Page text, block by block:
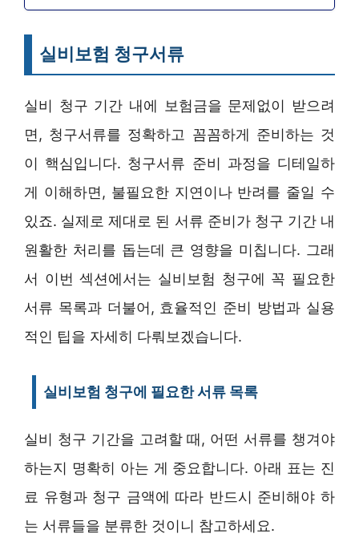
실비보험 청구서류
실비 청구 기간 내에 보험금을 문제없이 받으려
면, 청구서류를 정확하고 꼼꼼하게 준비하는 것
이 핵심입니다. 청구서류 준비 과정을 디테일하
게 이해하면, 불필요한 지연이나 반려를 줄일 수
있죠. 실제로 제대로 된 서류 준비가 청구 기간 내
원활한 처리를 돕는데 큰 영향을 미칩니다. 그래
서 이번 섹션에서는 실비보험 청구에 꼭 필요한
서류 목록과 더불어, 효율적인 준비 방법과 실용
적인 팁을 자세히 다뤄보겠습니다.
실비보험 청구에 필요한 서류 목록
실비 청구 기간을 고려할 때, 어떤 서류를 챙겨야
하는지 명확히 아는 게 중요합니다. 아래 표는 진
료 유형과 청구 금액에 따라 반드시 준비해야 하
는 서류들을 분류한 것이니 참고하세요.